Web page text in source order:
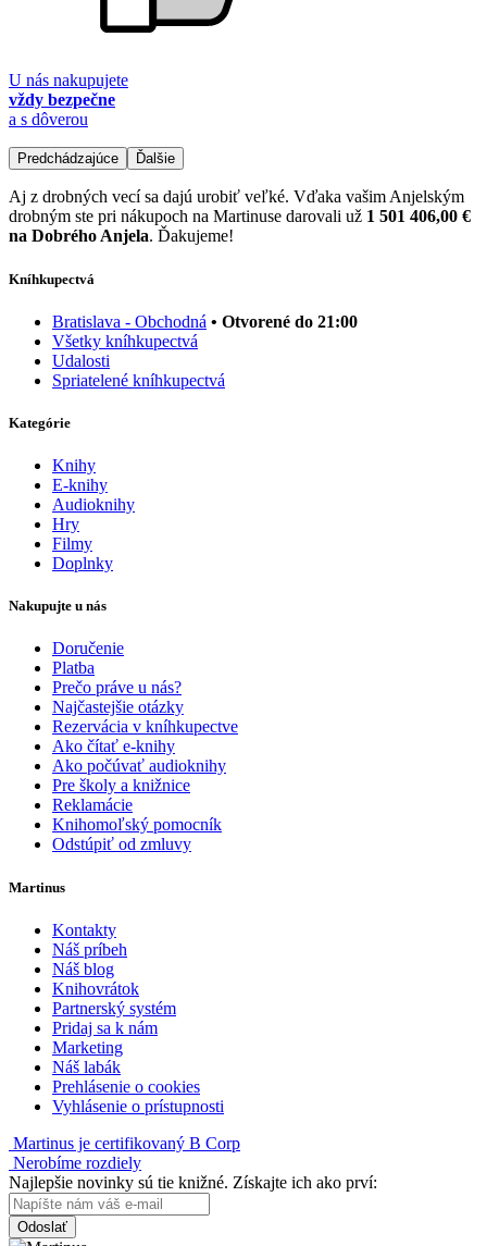
U nás nakupujete
vždy bezpečne
a s dôverou
Predchádzajúce Ďalšie
Aj z drobných vecí sa dajú urobiť veľké. Vďaka vašim Anjelským
drobným ste pri nákupoch na Martinuse darovali už 1 501 406,00 €
na Dobrého Anjela. Ďakujeme!
Kníhkupectvá
Bratislava - Obchodná • Otvorené do 21:00
Všetky kníhkupectvá
Udalosti
Spriatelené kníhkupectvá
Kategórie
Knihy
E-knihy
Audioknihy
Hry
Filmy
Doplnky
Nakupujte u nás
Doručenie
Platba
Prečo práve u nás?
Najčastejšie otázky
Rezervácia v kníhkupectve
Ako čítať e-knihy
Ako počúvať audioknihy
Pre školy a knižnice
Reklamácie
Knihomoľský pomocník
Odstúpiť od zmluvy
Martinus
Kontakty
Náš príbeh
Náš blog
Knihovrátok
Partnerský systém
Pridaj sa k nám
Marketing
Náš labák
Prehlásenie o cookies
Vyhlásenie o prístupnosti
Martinus je certifikovaný B Corp
Nerobíme rozdiely
Najlepšie novinky sú tie knižné. Získajte ich ako prví:
Odoslať